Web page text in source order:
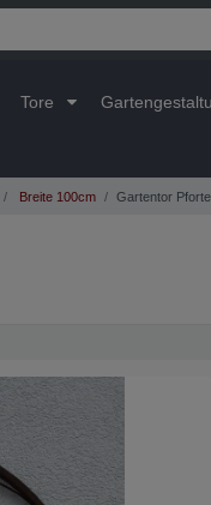
Tore
Breite 100cm Gartentor